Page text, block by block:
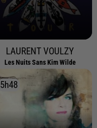
LAURENT VOULZY
Les Nuits Sans Kim Wilde
5h48
5h48